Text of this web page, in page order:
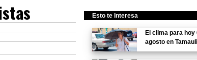
Esto te Interesa
El clima para hoy
agosto en